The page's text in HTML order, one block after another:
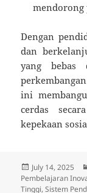
mendorong
Dengan
dan
yang bebas
ini
cerdas
kepekaan
Posted
on
July 14, 2025
Pembelajaran
Tinggi,Sistem